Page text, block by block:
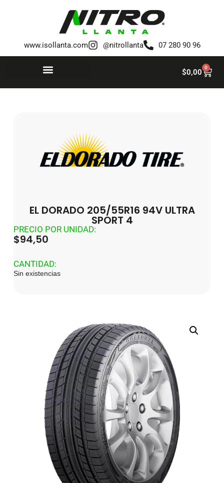
www.isollanta.com @nitrollanta 07 280 90 96
$0,00 0
EL DORADO 205/55R16 94V ULTRA
SPORT 4
PRECIO POR UNIDAD:
$94,50
CANTIDAD:
Sin existencias